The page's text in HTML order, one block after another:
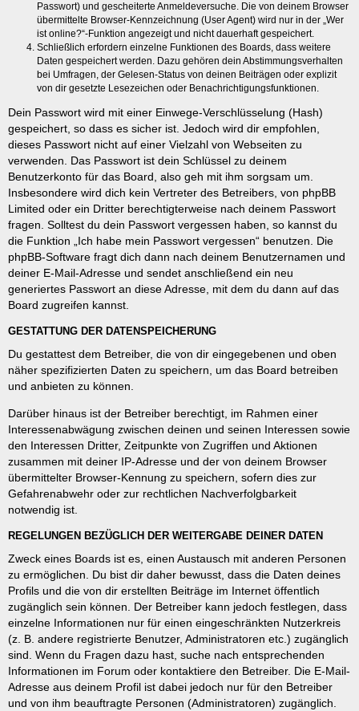
Passwort) und gescheiterte Anmeldeversuche. Die von deinem Browser
übermittelte Browser-Kennzeichnung (User Agent) wird nur in der „Wer
ist online?“-Funktion angezeigt und nicht dauerhaft gespeichert.
Schließlich erfordern einzelne Funktionen des Boards, dass weitere
Daten gespeichert werden. Dazu gehören dein Abstimmungsverhalten
bei Umfragen, der Gelesen-Status von deinen Beiträgen oder explizit
von dir gesetzte Lesezeichen oder Benachrichtigungsfunktionen.
Dein Passwort wird mit einer Einwege-Verschlüsselung (Hash)
gespeichert, so dass es sicher ist. Jedoch wird dir empfohlen,
dieses Passwort nicht auf einer Vielzahl von Webseiten zu
verwenden. Das Passwort ist dein Schlüssel zu deinem
Benutzerkonto für das Board, also geh mit ihm sorgsam um.
Insbesondere wird dich kein Vertreter des Betreibers, von phpBB
Limited oder ein Dritter berechtigterweise nach deinem Passwort
fragen. Solltest du dein Passwort vergessen haben, so kannst du
die Funktion „Ich habe mein Passwort vergessen“ benutzen. Die
phpBB-Software fragt dich dann nach deinem Benutzernamen und
deiner E-Mail-Adresse und sendet anschließend ein neu
generiertes Passwort an diese Adresse, mit dem du dann auf das
Board zugreifen kannst.
GESTATTUNG DER DATENSPEICHERUNG
Du gestattest dem Betreiber, die von dir eingegebenen und oben
näher spezifizierten Daten zu speichern, um das Board betreiben
und anbieten zu können.
Darüber hinaus ist der Betreiber berechtigt, im Rahmen einer
Interessenabwägung zwischen deinen und seinen Interessen sowie
den Interessen Dritter, Zeitpunkte von Zugriffen und Aktionen
zusammen mit deiner IP-Adresse und der von deinem Browser
übermittelter Browser-Kennung zu speichern, sofern dies zur
Gefahrenabwehr oder zur rechtlichen Nachverfolgbarkeit
notwendig ist.
REGELUNGEN BEZÜGLICH DER WEITERGABE DEINER DATEN
Zweck eines Boards ist es, einen Austausch mit anderen Personen
zu ermöglichen. Du bist dir daher bewusst, dass die Daten deines
Profils und die von dir erstellten Beiträge im Internet öffentlich
zugänglich sein können. Der Betreiber kann jedoch festlegen, dass
einzelne Informationen nur für einen eingeschränkten Nutzerkreis
(z. B. andere registrierte Benutzer, Administratoren etc.) zugänglich
sind. Wenn du Fragen dazu hast, suche nach entsprechenden
Informationen im Forum oder kontaktiere den Betreiber. Die E-Mail-
Adresse aus deinem Profil ist dabei jedoch nur für den Betreiber
und von ihm beauftragte Personen (Administratoren) zugänglich.